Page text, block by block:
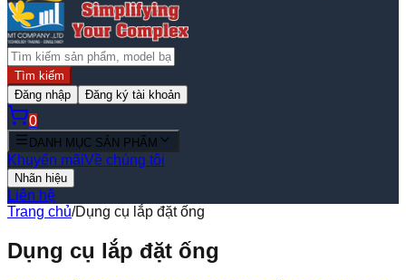
Tìm kiếm
Đăng nhập
Đăng ký tài khoản
0
DANH MỤC SẢN PHẨM
Khuyến mãiVề chúng tôi
Nhãn hiệu
Liên hệ
Trang chủ/Dụng cụ lắp đặt ống
Dụng cụ lắp đặt ống